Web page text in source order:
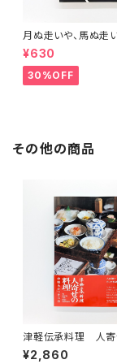
月ぬ走いや、馬ぬ走
¥630
30%OFF
その他の商品
津軽伝承料理 人寄
¥2,860